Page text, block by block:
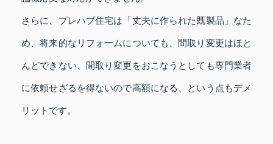
さらに、プレハブ住宅は「丈夫に作られた既製品」なた
め、将来的なリフォームについても、間取り変更はほと
んどできない、間取り変更をおこなうとしても専門業者
に依頼せざるを得ないので高額になる、という点もデメ
リットです。